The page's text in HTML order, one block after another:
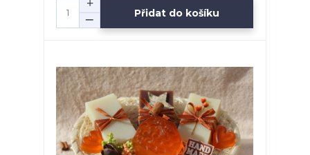
Přidat do košíku